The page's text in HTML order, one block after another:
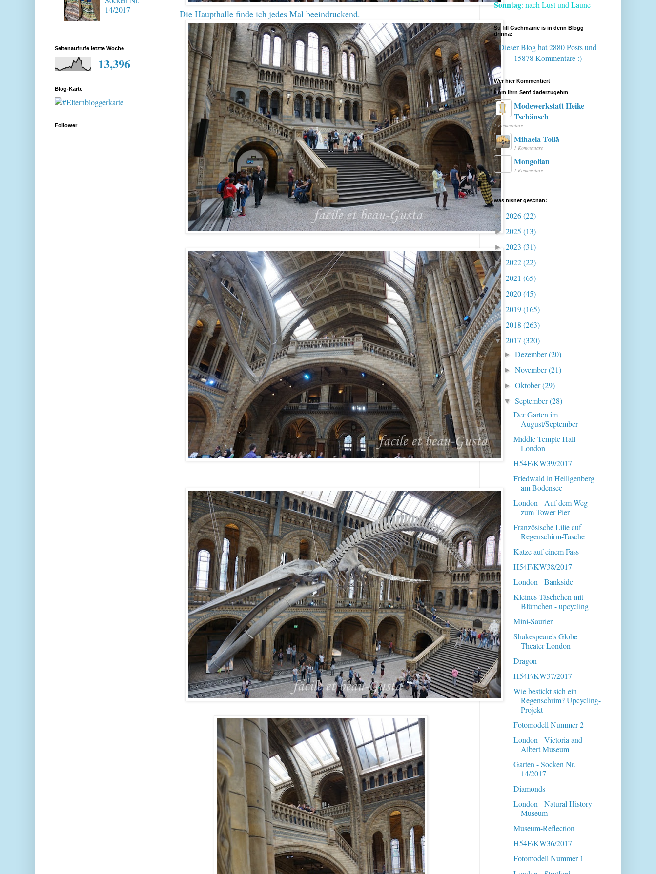
Die Haupthalle finde ich jedes Mal beeindruckend.
14/2017
Seitenaufrufe letzte Woche
13,396
Blog-Karte
Follower
Sonntag: nach Lust und Laune
Su fill Gschmarrie is in denn Blogg
drinna:
Dieser Blog hat 2880 Postsund
15878 Kommentare :)
Wer hier Kommentiert
Hom ihrn Senf daderzugehm
Modewerkstatt Heike
Tschänsch
1 Kommentare
Mihaela Toilă
1 Kommentare
Mongolian
1 Kommentare
was bisher geschah:
► 2026(22)
► 2025 (13)
► 2023 (31)
► 2022(22)
► 2021 (65)
► 2020(45)
► 2019(165)
► 2018 (263)
▼ 2017 (320)
►Dezember(20)
►November(21)
►Oktober(29)
▼September(28)
Der Garten im
August/September
Middle Temple Hall
London
H54F/KW39/2017
Friedwald in Heiligenberg
am Bodensee
London - Auf dem Weg
zum Tower Pier
Französische Lilie auf
Regenschirm-Tasche
Katze auf einem Fass
H54F/KW38/2017
London - Bankside
Kleines Täschchen mit
Blümchen - upcycling
Mini-Saurier
Shakespeare's Globe
Theater London
Dragon
H54F/KW37/2017
Wie bestickt sich ein
Regenschrim? Upcycling-
Projekt
Fotomodell Nummer 2
London - Victoria and
Albert Museum
Garten - Socken Nr.
14/2017
Diamonds
London - Natural History
Museum
Museum-Reflection
H54F/KW36/2017
Fotomodell Nummer 1